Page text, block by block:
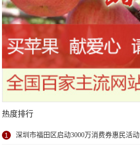
热度排行
1 深圳市福田区启动3000万消费券惠民活动